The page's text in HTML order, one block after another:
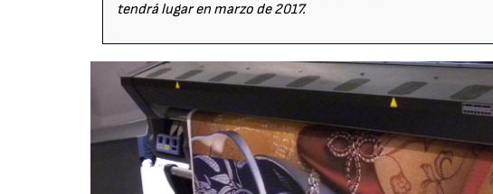
tendrá lugar en marzo de 2017.